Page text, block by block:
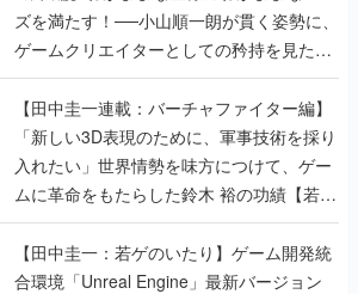
ズを満たす！──小山順一朗が貫く姿勢に、
ゲームクリエイターとしての矜持を見た
【若ゲのいたり最終回】
【田中圭一連載：バーチャファイター編】
「新しい3D表現のために、軍事技術を採り
入れたい」世界情勢を味方につけて、ゲー
ムに革命をもたらした鈴木 裕の功績【若ゲ
のいたり】
【田中圭一：若ゲのいたり】ゲーム開発統
合環境「Unreal Engine」最新バージョン